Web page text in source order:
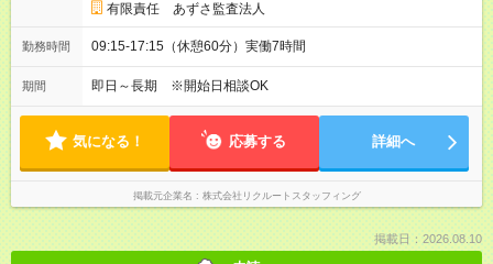
有限責任 あずさ監査法人
勤務時間 09:15-17:15（休憩60分）実働7時間
期間 即日～長期 ※開始日相談OK
気になる！ 応募する 詳細へ
掲載元企業名 株式会社リクルートスタッフィング
掲載日：2026.08.10